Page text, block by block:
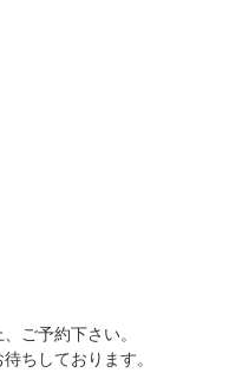
ご予約下さい。
ちしております。